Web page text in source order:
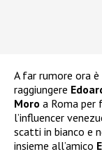
A far rumore ora è
raggiungere
Moro a Roma per
l’influencer
scatti in bianco e
insieme all’amico